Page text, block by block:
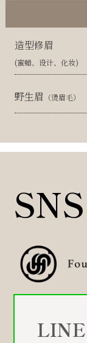
造型修眉
(蜜蜡、设计、化妆)
野生眉 （烫眉毛）
SNS